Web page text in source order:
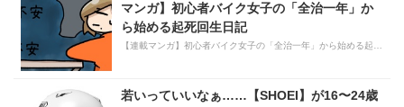
マンガ】初心者バイク女子の「全治一年」か
ら始める起死回生日記
【連載マンガ】初心者バイク女子の「全治一年」から始める起死回生日記
若いっていいなぁ……【SHOEI】が16〜24歳